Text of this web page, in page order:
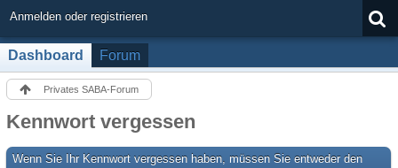
Anmelden oder registrieren
Dashboard Forum
Privates SABA-Forum
Kennwort vergessen
Wenn Sie Ihr Kennwort vergessen haben, müssen Sie entweder den